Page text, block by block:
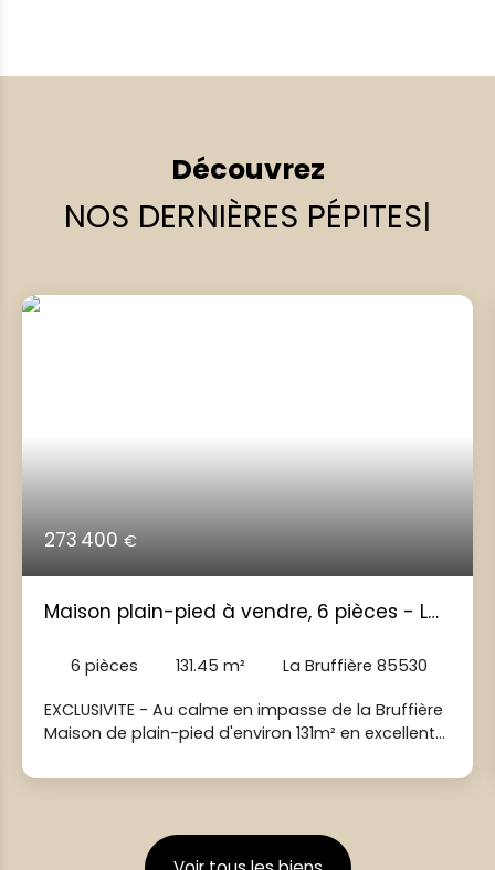
Découvrez
NOS DERNIÈRES PÉPITES|
273 400 €
Maison plain-pied à vendre, 6 pièces - La
6 pièces 131.45 m² La Bruffière 85530
EXCLUSIVITE - Au calme en impasse de la Bruffière
Maison de plain-pied d'environ 131m² en excellent
une maison familiale ou vous n'aurez plus qu'à
ses volumes, son confort et ses prestations de